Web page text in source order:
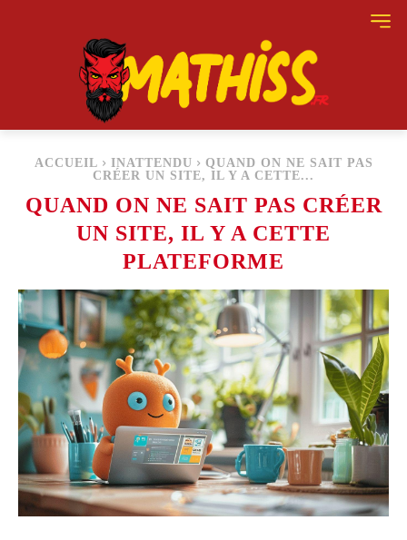
ACCUEIL INATTENDU
QUAND ON NE SAIT PAS
CRÉER UN SITE, IL Y A CETTE...
QUAND ON NE SAIT PAS CRÉER
UN SITE, IL Y A CETTE
PLATEFORME